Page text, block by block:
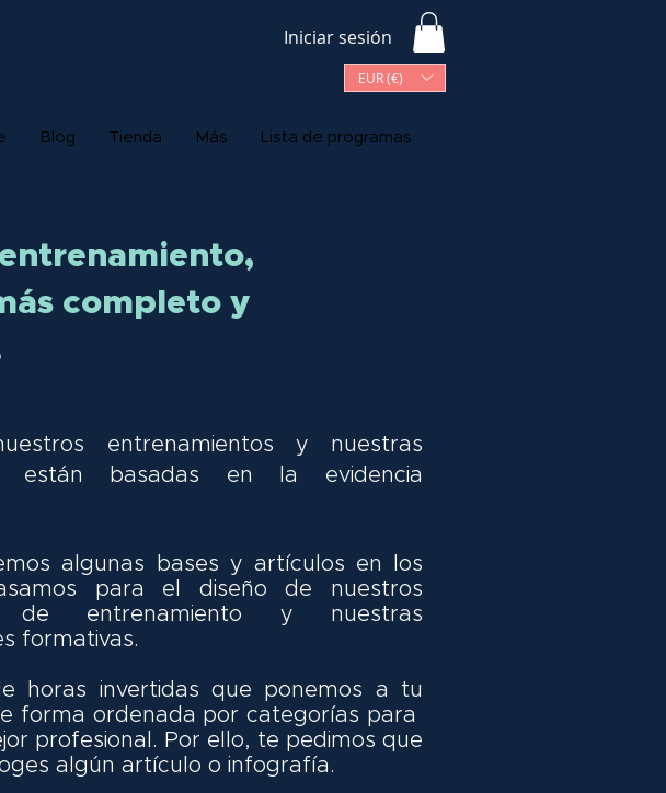
Iniciar sesión
EUR (€)
Blog Tienda Más Lista de programas
completo y
entrenamientos y nuestras
están basadas en la evidencia
algunas bases y artículos en los
para el diseño de nuestros
de entrenamiento y nuestras
formativas.
horas invertidas que ponemos a tu
forma ordenada por categorías para
profesional. Por ello, te pedimos que
algún artículo o infografía.